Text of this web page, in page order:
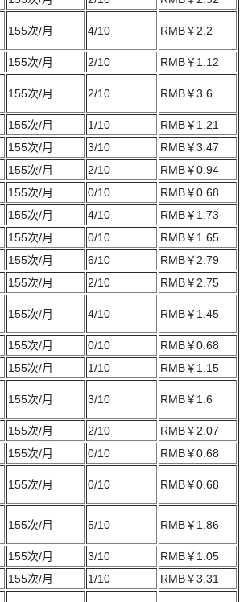
155次/月 4/10 RMB￥2.2
155次/月 2/10
RMB￥1.12
155次/月 2/10 RMB￥3.6
155次/月 1/10
RMB￥1.21
155次/月 3/10
RMB￥3.47
155次/月 2/10
RMB￥0.94
155次/月 0/10
RMB￥0.68
155次/月 4/10
RMB￥1.73
155次/月 0/10
RMB￥1.65
155次/月 6/10
RMB￥2.79
155次/月 2/10
RMB￥2.75
155次/月 4/10 RMB￥1.45
155次/月 0/10
RMB￥0.68
155次/月 1/10
RMB￥1.15
155次/月 3/10 RMB￥1.6
155次/月 2/10
RMB￥2.07
155次/月 0/10
RMB￥0.68
155次/月 0/10 RMB￥0.68
155次/月 5/10 RMB￥1.86
155次/月 3/10
RMB￥1.05
155次/月 1/10
RMB￥3.31